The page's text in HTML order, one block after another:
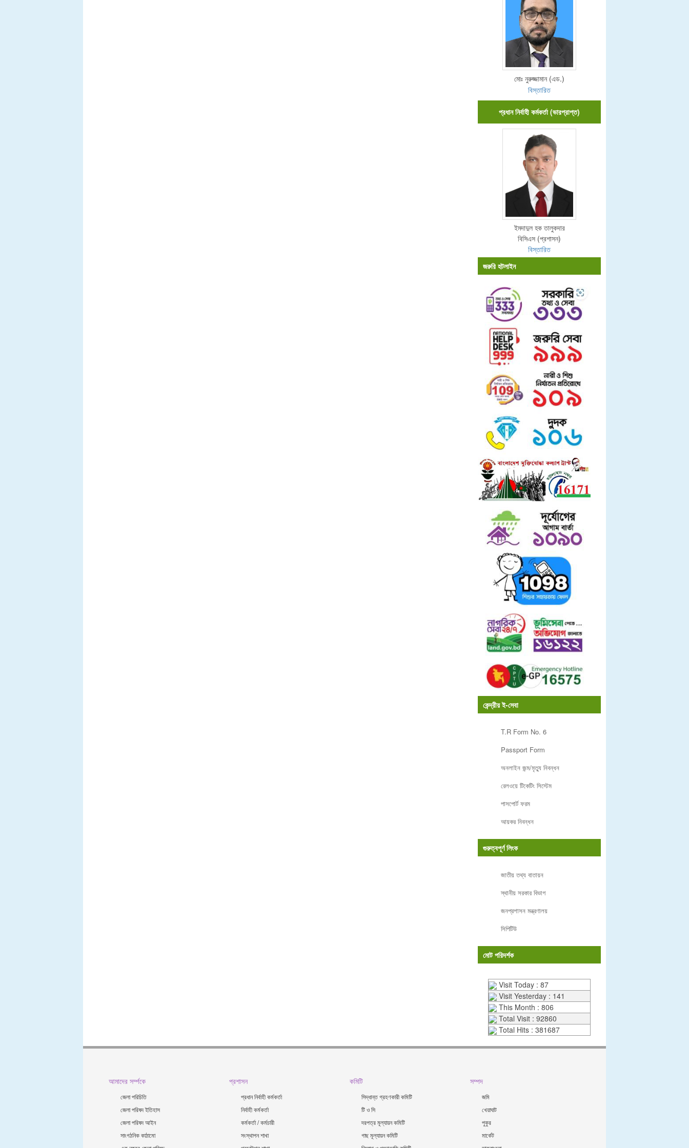
মোঃ নুরুজ্জামান (এড.)
বিস্তারিত
প্রধান নির্বাহী কর্মকর্তা (ভারপ্রাপ্ত)
ইমদাদুল হক তালুকদার
বিসিএস (প্রশাসন)
বিস্তারিত
জরুরি হটলাইন
কেন্দ্রীয় ই-সেবা
T.R Form No. 6
Passport Form
অনলাইন জন্ম/মৃত্যু নিবন্ধন
রেলওয়ে টিকেটিং সিস্টেম
পাসপোর্ট ফরম
আয়কর নিবন্ধন
গুরুত্বপূর্ণ লিংক
জাতীয় তথ্য বাতায়ন
স্থানীয় সরকার বিভাগ
জনপ্রশাসন মন্ত্রণালয়
সিপিটিউ
মোট পরিদর্শক
Visit Today : 87
Visit Yesterday : 141
This Month : 806
Total Visit : 92860
Total Hits : 381687
আমাদের সর্ম্পকে
জেলা পরিচিতি
জেলা পরিষদ ইতিহাস
জেলা পরিষদ আইন
সাংগঠনিক কাঠামো
প্রশাসন
প্রধান নির্বাহী কর্মকর্তা
নির্বাহী কর্মকর্তা
কর্মকর্তা / কর্মচারী
সংস্থাপন শাখা
কমিটি
সিদ্ধান্ত গ্রহণকারী কমিটি
টি ও সি
দরপত্র মূল্যায়ন কমিটি
গাছ মূল্যায়ন কমিটি
সম্পদ
জমি
খেয়াঘাট
পুকুর
মার্কেট